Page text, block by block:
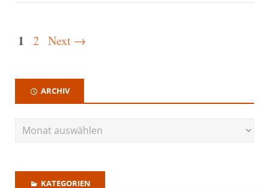
1 2 Next →
ARCHIV
KATEGORIEN